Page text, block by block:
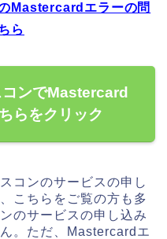
Mastercardエラーの問
ら
ンでMastercard
らをクリック
コンのサービスの申し
こちらをご覧の方も多
のサービスの申し込み
。ただ、Mastercardエ